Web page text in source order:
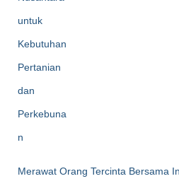
Merawat Orang Tercinta Bersama